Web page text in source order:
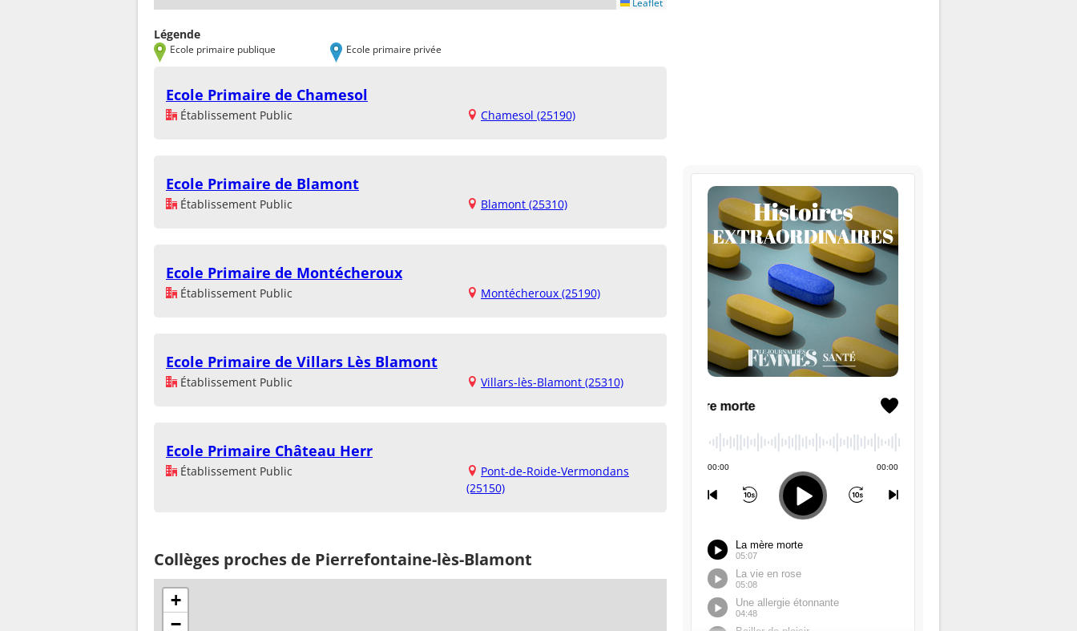
Leaflet
Légende
Ecole primaire publique Ecole primaire privée
Ecole Primaire de Chamesol
Établissement Public Chamesol (25190)
Ecole Primaire de Blamont
Établissement Public Blamont (25310)
Ecole Primaire de Montécheroux
Établissement Public Montécheroux (25190)
Ecole Primaire de Villars Lès Blamont
Établissement Public Villars-lès-Blamont (25310)
Ecole Primaire Château Herr
Établissement Public
Pont-de-Roide-Vermondans
(25150)
Collèges proches de Pierrefontaine-lès-Blamont
+
−